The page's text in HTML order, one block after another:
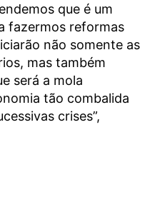
que é um
fazermos reformas
não somente as
mas também
será a mola
tão combalida
crises”,